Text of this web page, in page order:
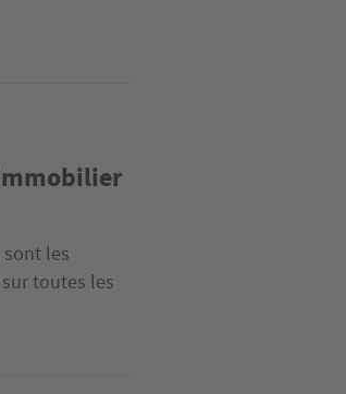
les
toutes les